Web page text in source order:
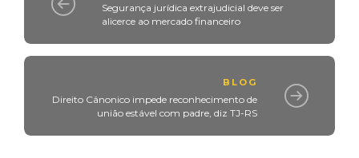
Segurança jurídica extrajudicial deve ser
alicerce ao mercado financeiro
BLOG
Direito Cânonico impede reconhecimento de
união estável com padre, diz TJ-RS